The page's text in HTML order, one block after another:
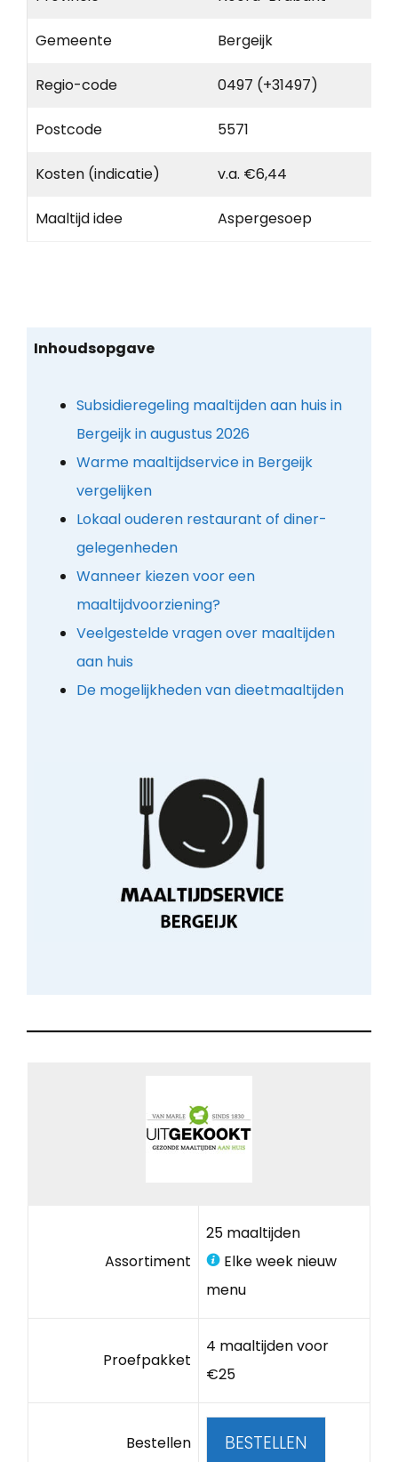
Gemeente Bergeijk
Regio-code 0497 (+31497)
Postcode 5571
Kosten (indicatie) v.a. €6,44
Maaltijd idee Aspergesoep
Inhoudsopgave
Subsidieregeling maaltijden aan huis in
Bergeijk in augustus 2026
Warme maaltijdservice in Bergeijk
vergelijken
Lokaal ouderen restaurant of diner-
gelegenheden
Wanneer kiezen voor een
maaltijdvoorziening?
Veelgestelde vragen over maaltijden
aan huis
De mogelijkheden van dieetmaaltijden
Assortiment
25 maaltijden
Elke week nieuw
menu
Proefpakket
4 maaltijden voor
€25
Bestellen BESTELLEN